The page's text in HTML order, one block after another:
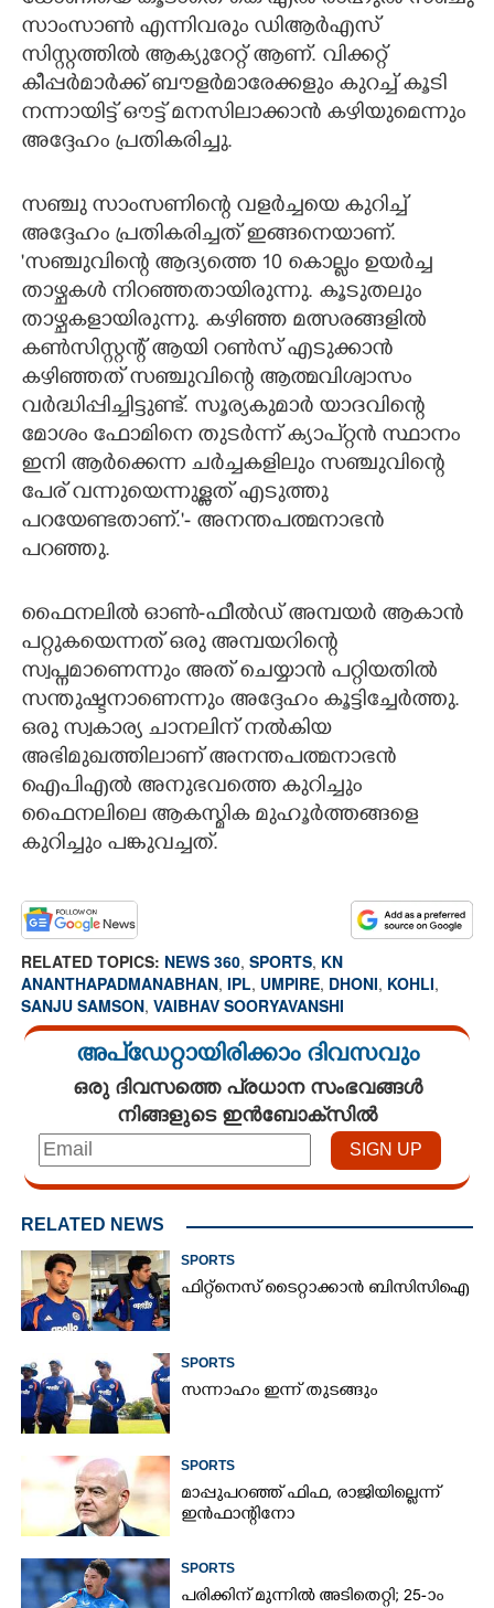
സാംസാൺ എന്നിവരും ഡിആർഎസ്
സിസ്റ്റത്തിൽ ആക്യുറേറ്റ് ആണ്. വിക്കറ്റ്
കീപ്പർമാർക്ക് ബൗളർമാരേക്കളും കുറച്ച് കൂടി
നന്നായിട്ട് ഔട്ട് മനസിലാക്കാൻ കഴിയുമെന്നും
അദ്ദേഹം പ്രതികരിച്ചു.
സഞ്ചു സാംസണിന്റെ വളർച്ചയെ കുറിച്ച്
അദ്ദേഹം പ്രതികരിച്ചത് ഇങ്ങനെയാണ്.
'സഞ്ചുവിന്റെ ആദ്യത്തെ 10 കൊല്ലം ഉയർച്ച
താഴ്ചകൾ നിറഞ്ഞതായിരുന്നു. കൂടുതലും
താഴ്ചകളായിരുന്നു. കഴിഞ്ഞ മത്സരങ്ങളിൽ
കൺസിസ്റ്റന്റ് ആയി റൺസ് എടുക്കാൻ
കഴിഞ്ഞത് സഞ്ചുവിന്റെ ആത്മവിശ്വാസം
വർദ്ധിപ്പിച്ചിട്ടുണ്ട്. സൂര്യകുമാർ യാദവിന്റെ
മോശം ഫോമിനെ തുട‌ർന്ന് ക്യാപ്റ്റൻ സ്ഥാനം
ഇനി ആർക്കെന്ന ചർച്ചകളിലും സഞ്ചുവിന്റെ
പേര് വന്നുയെന്നുള്ളത് എടുത്തു
പറയേണ്ടതാണ്.'- അനന്തപത്മനാഭൻ
പറഞ്ഞു.
ഫൈനലിൽ ഓൺ-ഫീൽഡ് അമ്പയർ ആകാൻ
പറ്റുകയെന്നത് ഒരു അമ്പയറിന്റെ
സ്വപ്നമാണെന്നും അത് ചെയ്യാൻ പറ്റിയതിൽ
സന്തുഷ്ടനാണെന്നും അദ്ദേഹം കൂട്ടിച്ചേർത്തു.
ഒരു സ്വകാര്യ ചാനലിന് നൽകിയ
അഭിമുഖത്തിലാണ് അനന്തപത്മനാഭൻ
ഐപിഎൽ അനുഭവത്തെ കുറിച്ചും
ഫൈനലിലെ ആകസ്മിക മുഹൂർത്തങ്ങളെ
കുറിച്ചും പങ്കുവച്ചത്.
RELATED TOPICS: NEWS 360, SPORTS, KN
ANANTHAPADMANABHAN, IPL, UMPIRE, DHONI, KOHLI,
SANJU SAMSON, VAIBHAV SOORYAVANSHI
അപ്ഡേറ്റായിരിക്കാം ദിവസവും
ഒരു ദിവസത്തെ പ്രധാന സംഭവങ്ങൾ
നിങ്ങളുടെ ഇൻബോക്സിൽ
RELATED NEWS
SPORTS
ഫിറ്റ്നെസ് ടൈറ്റാക്കാൻ ബിസിസിഐ
SPORTS
സന്നാഹം ഇന്ന് തുടങ്ങും
SPORTS
മാപ്പുപറഞ്ഞ് ഫിഫ, രാജിയില്ലെന്ന്
ഇൻഫാന്റിനോ
SPORTS
പരിക്കിന് മുന്നിൽ അടിതെറ്റി; 25-ാം